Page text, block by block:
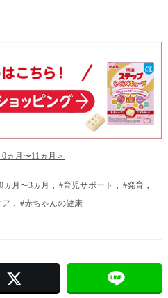
ヵ月〜11ヵ月＞
ヵ月〜3ヵ月 #育児サポート #発育
ア #赤ちゃんの健康